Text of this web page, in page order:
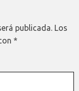
publicada. Los
*